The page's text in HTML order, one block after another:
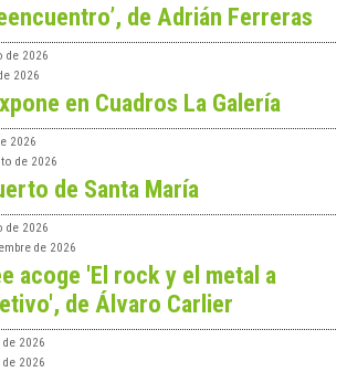
de Adrián Ferreras
de 2026
2026
en Cuadros La Galería
2026
de 2026
de Santa María
de 2026
de 2026
acoge 'El rock y el metal a
de Álvaro Carlier
2026
2026